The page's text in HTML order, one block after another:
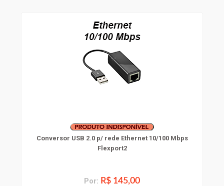
Conversor USB 2.0 p/ rede Ethernet 10/100 Mbps
Flexport2
Por: R$ 145,00